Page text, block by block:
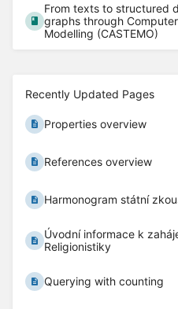
From texts to structured
graphs through
Modelling (CASTEMO)
Recently Updated Pages
Properties overview
References overview
Harmonogram státní
Úvodní informace k
Religionistiky
Querying with counting